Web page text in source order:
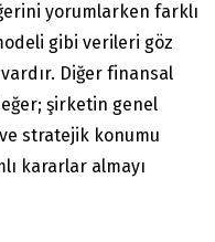
yorumlarken farklı
gibi verileri göz
Diğer finansal
şirketin genel
stratejik konumu
kararlar almayı